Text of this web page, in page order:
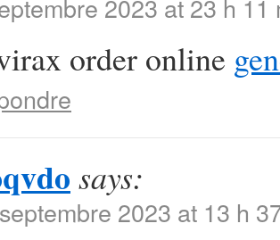
2023 at 23 h 11
order online
says:
2023 at 13 h